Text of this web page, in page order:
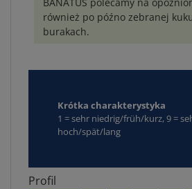
BANATUS polecamy na
również po późno zebranej
burakach.
Krótka charakterystyka
1 = sehr niedrig/früh/kurz, 9 =
hoch/spät/lang
Profil